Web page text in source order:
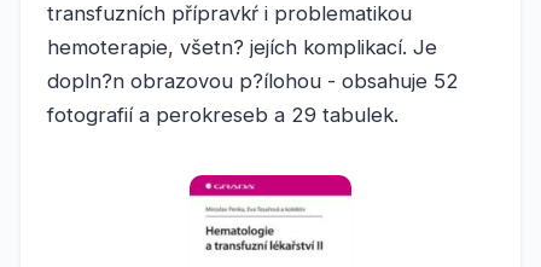
transfuzních přípravkŕ i problematikou
hemoterapie, všetn? jejích komplikací. Je
dopln?n obrazovou p?ílohou - obsahuje 52
fotografií a perokreseb a 29 tabulek.